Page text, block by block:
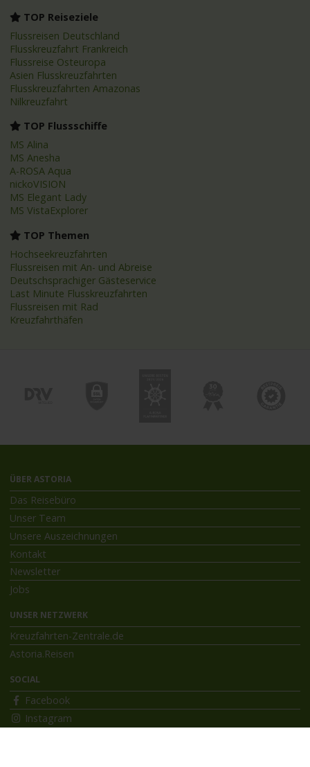
TOP Reiseziele
Flussreisen Deutschland
Flusskreuzfahrt Frankreich
Flussreise Osteuropa
Asien Flusskreuzfahrten
Flusskreuzfahrten Amazonas
Nilkreuzfahrt
TOP Flussschiffe
MS Alina
MS Anesha
A-ROSA Aqua
nickoVISION
MS Elegant Lady
MS VistaExplorer
TOP Themen
Hochseekreuzfahrten
Flussreisen mit An- und Abreise
Deutschsprachiger Gästeservice
Last Minute Flusskreuzfahrten
Flussreisen mit Rad
Kreuzfahrthäfen
ÜBER ASTORIA
Das Reisebüro
Unser Team
Unsere Auszeichnungen
Kontakt
Newsletter
Jobs
UNSER NETZWERK
Kreuzfahrten-Zentrale.de
Astoria.Reisen
SOCIAL
Facebook
Instagram